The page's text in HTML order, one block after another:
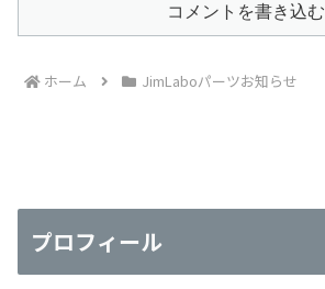
コメントを書き込む
ホーム JimLaboパーツお知らせ
プロフィール